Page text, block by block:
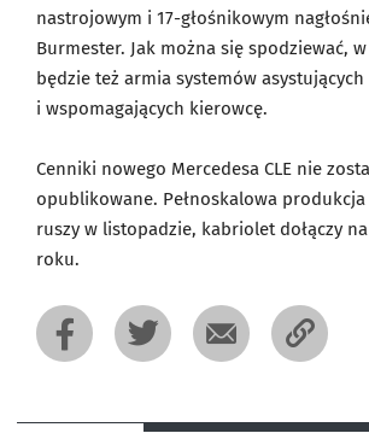
nastrojowym i 17-głośnikowym
Burmester. Jak można się spodziewać,
będzie też armia systemów asystujących
i wspomagających kierowcę.
Cenniki nowego Mercedesa CLE nie
opublikowane. Pełnoskalowa
ruszy w listopadzie, kabriolet dołączy
roku.